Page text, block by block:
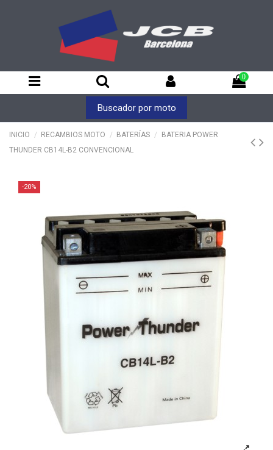
0
Buscador por moto
INICIO RECAMBIOS MOTO BATERÍAS
BATERIA POWER
THUNDER CB14L-B2 CONVENCIONAL
-20%